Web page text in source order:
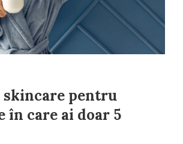
skincare pentru
în care ai doar 5